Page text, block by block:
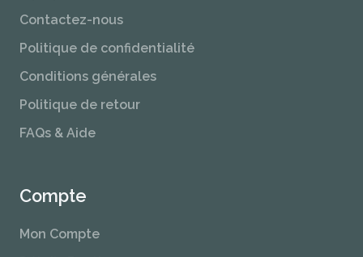
Contactez-nous
Politique de confidentialité
Conditions générales
Politique de retour
FAQs & Aide
Compte
Mon Compte